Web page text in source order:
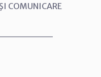
COMUNICARE